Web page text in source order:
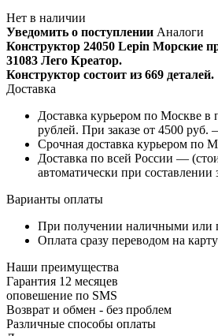
Нет в наличии
Уведомить о поступлении Аналоги
Конструктор 24050 Lepin Морские
31083 Лего Креатор.
Конструктор состоит из 669 деталей.
Доставка
Доставка курьером по Москве
рублей. При заказе от 4500 руб.
Срочная доставка курьером по
Доставка по всей России —
автоматически при составлении
Варианты оплаты
При получении наличными или
Оплата сразу переводом на
Наши преимущества
Гарантия 12 месяцев
оповешение по SMS
Возврат и обмен - без проблем
Различные способы оплаты